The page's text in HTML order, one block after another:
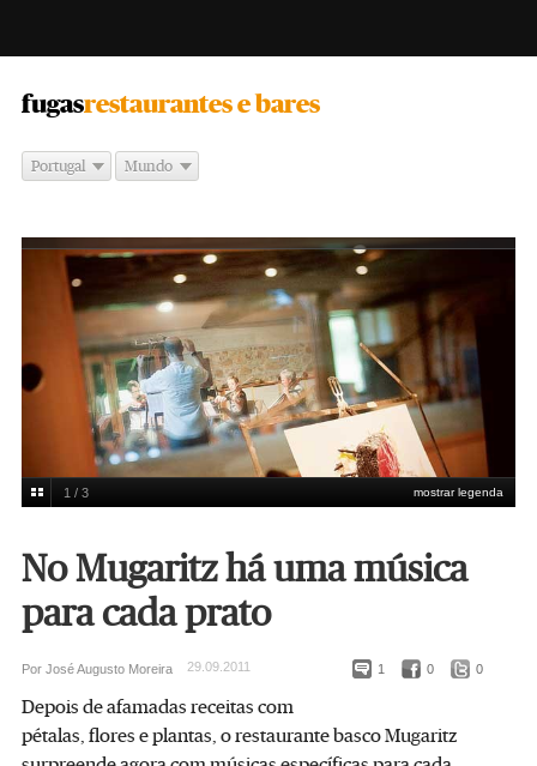
fugas -
restaurantes e bares
Portugal Mundo
mostrar legenda
1 / 3
No Mugaritz há uma música
para cada prato
1 0 0
Por José Augusto Moreira 29.09.2011
Depois de afamadas receitas com
pétalas, flores e plantas, o restaurante basco Mugaritz